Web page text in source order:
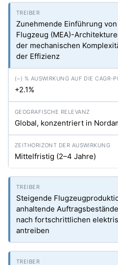
Zunehmende Einführung
Flugzeug (MEA)-
der mechanischen
der Effizienz
+2.1%
Global, konzentriert in
Mittelfristig (2–4 Jahre)
Steigende
anhaltende
nach fortschrittlichen
antreiben